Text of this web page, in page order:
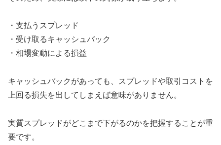
・支払うスプレッド
・受け取るキャッシュバック
・相場変動による損益
キャッシュバックがあっても、スプレッドや取引コストを
上回る損失を出してしまえば意味がありません。
実質スプレッドがどこまで下がるのかを把握することが重
要です。